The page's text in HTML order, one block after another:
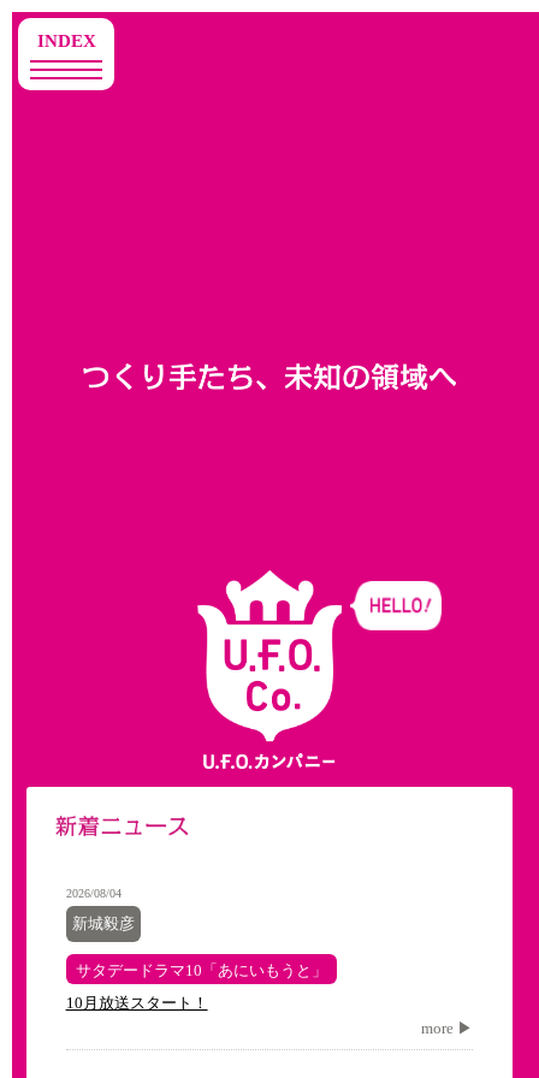
INDEXtoggle
navigation
2026/08/04
新城毅彦
サタデードラマ10「あにいもうと」
10月放送スタート！
more ▶